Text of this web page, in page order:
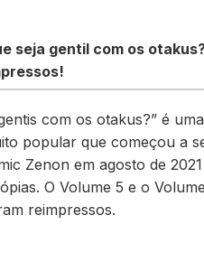
seja gentil com os
com os otakus?” é uma
popular que começou a
Zenon em agosto de
O Volume 5 e o
reimpressos.